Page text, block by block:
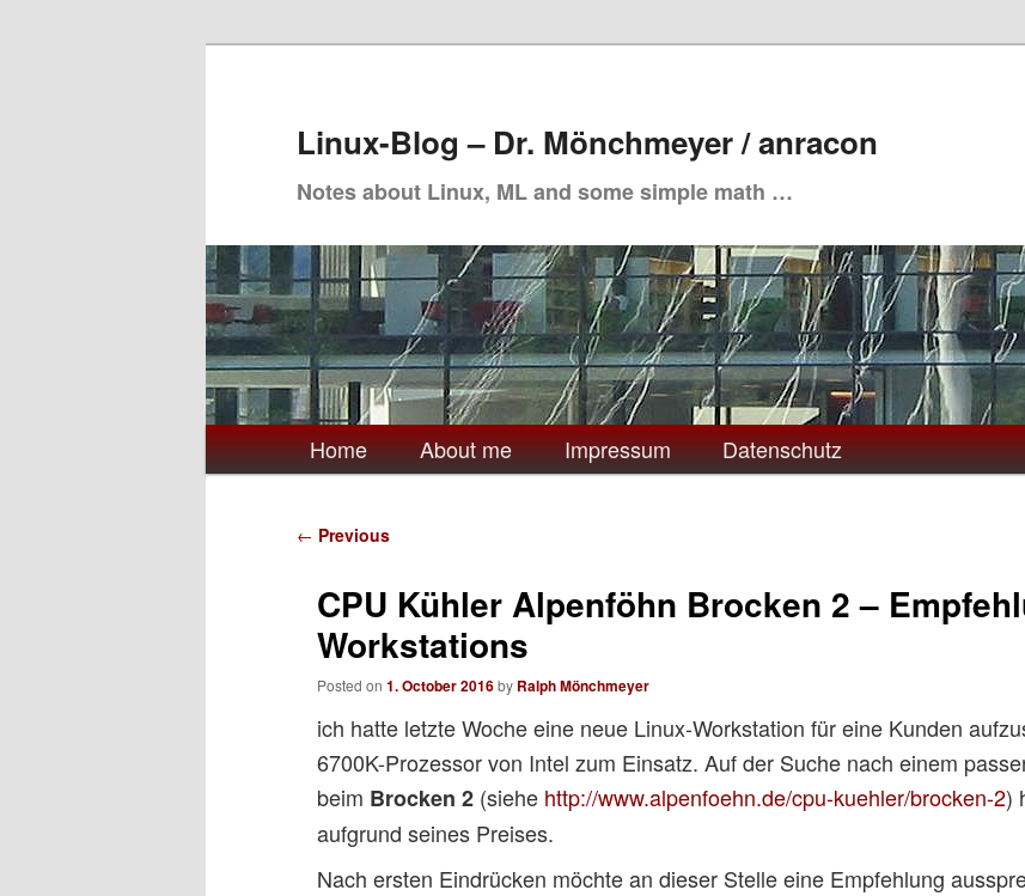
Linux-Blog – Dr. Mönchmeyer / anracon
Notes about Linux, ML and some simple math …
Main
menu
Home About me Impressum Datenschutz
Post
← Previous
CPU Kühler Alpenföhn Brocken 2 –
Workstations
Posted on 1. October 2016by Ralph Mönchmeyer
ich hatte letzte Woche eine neue Linux-Workstation für eine Kunden
6700K-Prozessor von Intel zum Einsatz. Auf der Suche nach einem
beim Brocken 2(siehe http://www.alpenfoehn.de/cpu-kuehler/brocken-2)
aufgrund seines Preises.
Nach ersten Eindrücken möchte an dieser Stelle eine Empfehlung